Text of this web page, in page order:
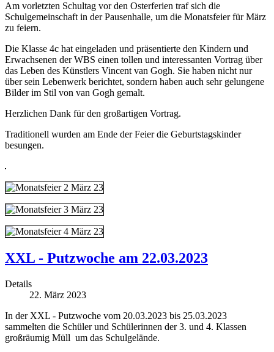
Am vorletzten Schultag vor den Osterferien traf sich die
Schulgemeinschaft in der Pausenhalle, um die Monatsfeier für März
zu feiern.
Die Klasse 4c hat eingeladen und präsentierte den Kindern und
Erwachsenen der WBS einen tollen und interessanten Vortrag über
das Leben des Künstlers Vincent van Gogh. Sie haben nicht nur
über sein Lebenwerk berichtet, sondern haben auch sehr gelungene
Bilder im Stil von van Gogh gemalt.
Herzlichen Dank für den großartigen Vortrag.
Traditionell wurden am Ende der Feier die Geburtstagskinder
besungen.
XXL - Putzwoche am 22.03.2023
Details
22. März 2023
In der XXL - Putzwoche vom 20.03.2023 bis 25.03.2023
sammelten die Schüler und Schülerinnen der 3. und 4. Klassen
großräumig Müll um das Schulgelände.